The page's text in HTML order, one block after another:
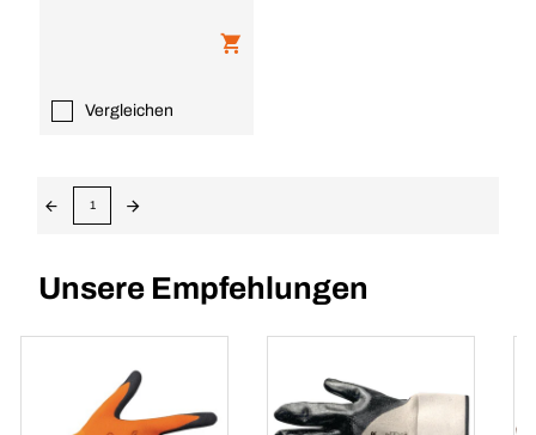
Vergleichen
1
Unsere Empfehlungen